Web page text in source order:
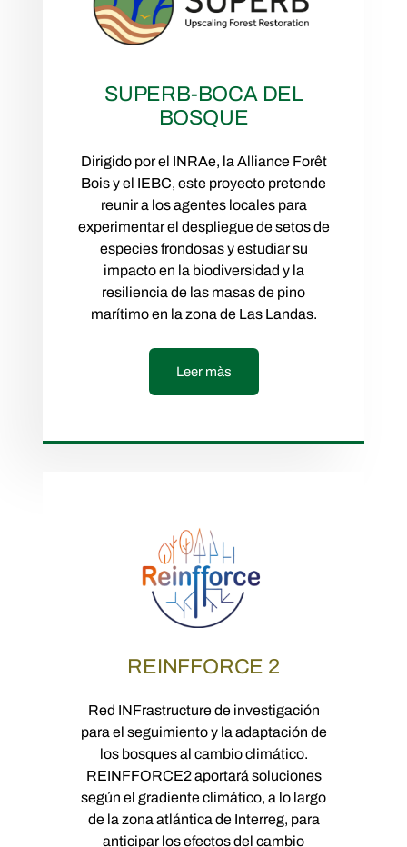
SUPERB-BOCA DEL
BOSQUE
Dirigido por el INRAe, la Alliance Forêt
Bois y el IEBC, este proyecto pretende
reunir a los agentes locales para
experimentar el despliegue de setos de
especies frondosas y estudiar su
impacto en la biodiversidad y la
resiliencia de las masas de pino
marítimo en la zona de Las Landas.
Leer màs
REINFFORCE 2
Red INFrastructure de investigación
para el seguimiento y la adaptación de
los bosques al cambio climático.
REINFFORCE2 aportará soluciones
según el gradiente climático, a lo largo
de la zona atlántica de Interreg, para
anticipar los efectos del cambio